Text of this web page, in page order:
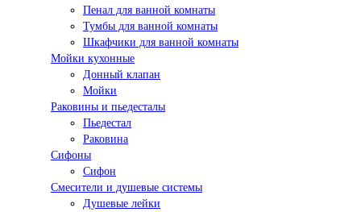
Пенал для ванной комнаты
Тумбы для ванной комнаты
Шкафчики для ванной комнаты
Мойки кухонные
Донный клапан
Мойки
Раковины и пьедесталы
Пьедестал
Раковина
Сифоны
Сифон
Смесители и душевые системы
Душевые лейки